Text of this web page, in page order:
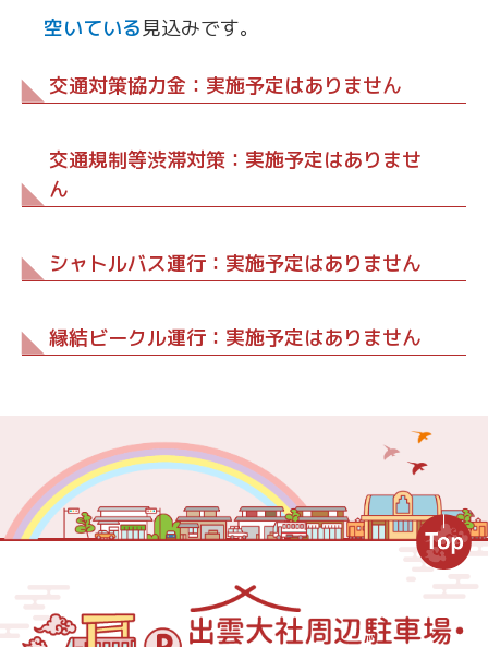
空いている見込みです。
交通対策協力金：実施予定はありません
交通規制等渋滞対策：実施予定はありませ
ん
シャトルバス運行：実施予定はありません
縁結ビークル運行：実施予定はありません